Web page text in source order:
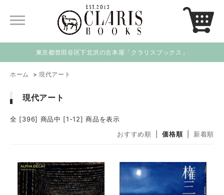
東京都世田谷区下北沢の古本屋「クラリスブックス」
ホーム > 現代アート
現代アート
全 [396] 商品中 [1-12] 商品を表示
おすすめ順
価格順 新着順